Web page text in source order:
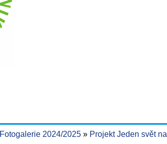
Fotogalerie 2024/2025 Projekt Jeden svět